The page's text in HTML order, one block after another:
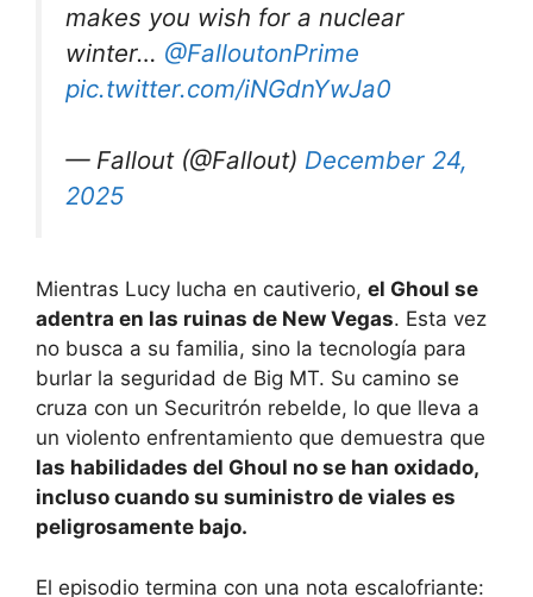
makes you wish for a nuclear
winter… @FalloutonPrime
pic.twitter.com/iNGdnYwJa0
— Fallout (@Fallout) December 24,
2025
Mientras Lucy lucha en cautiverio, el Ghoul se
adentra en las ruinas de New Vegas. Esta vez
no busca a su familia, sino la tecnología para
burlar la seguridad de Big MT. Su camino se
cruza con un Securitrón rebelde, lo que lleva a
un violento enfrentamiento que demuestra que
las habilidades del Ghoul no se han oxidado,
incluso cuando su suministro de viales es
peligrosamente bajo.
El episodio termina con una nota escalofriante: